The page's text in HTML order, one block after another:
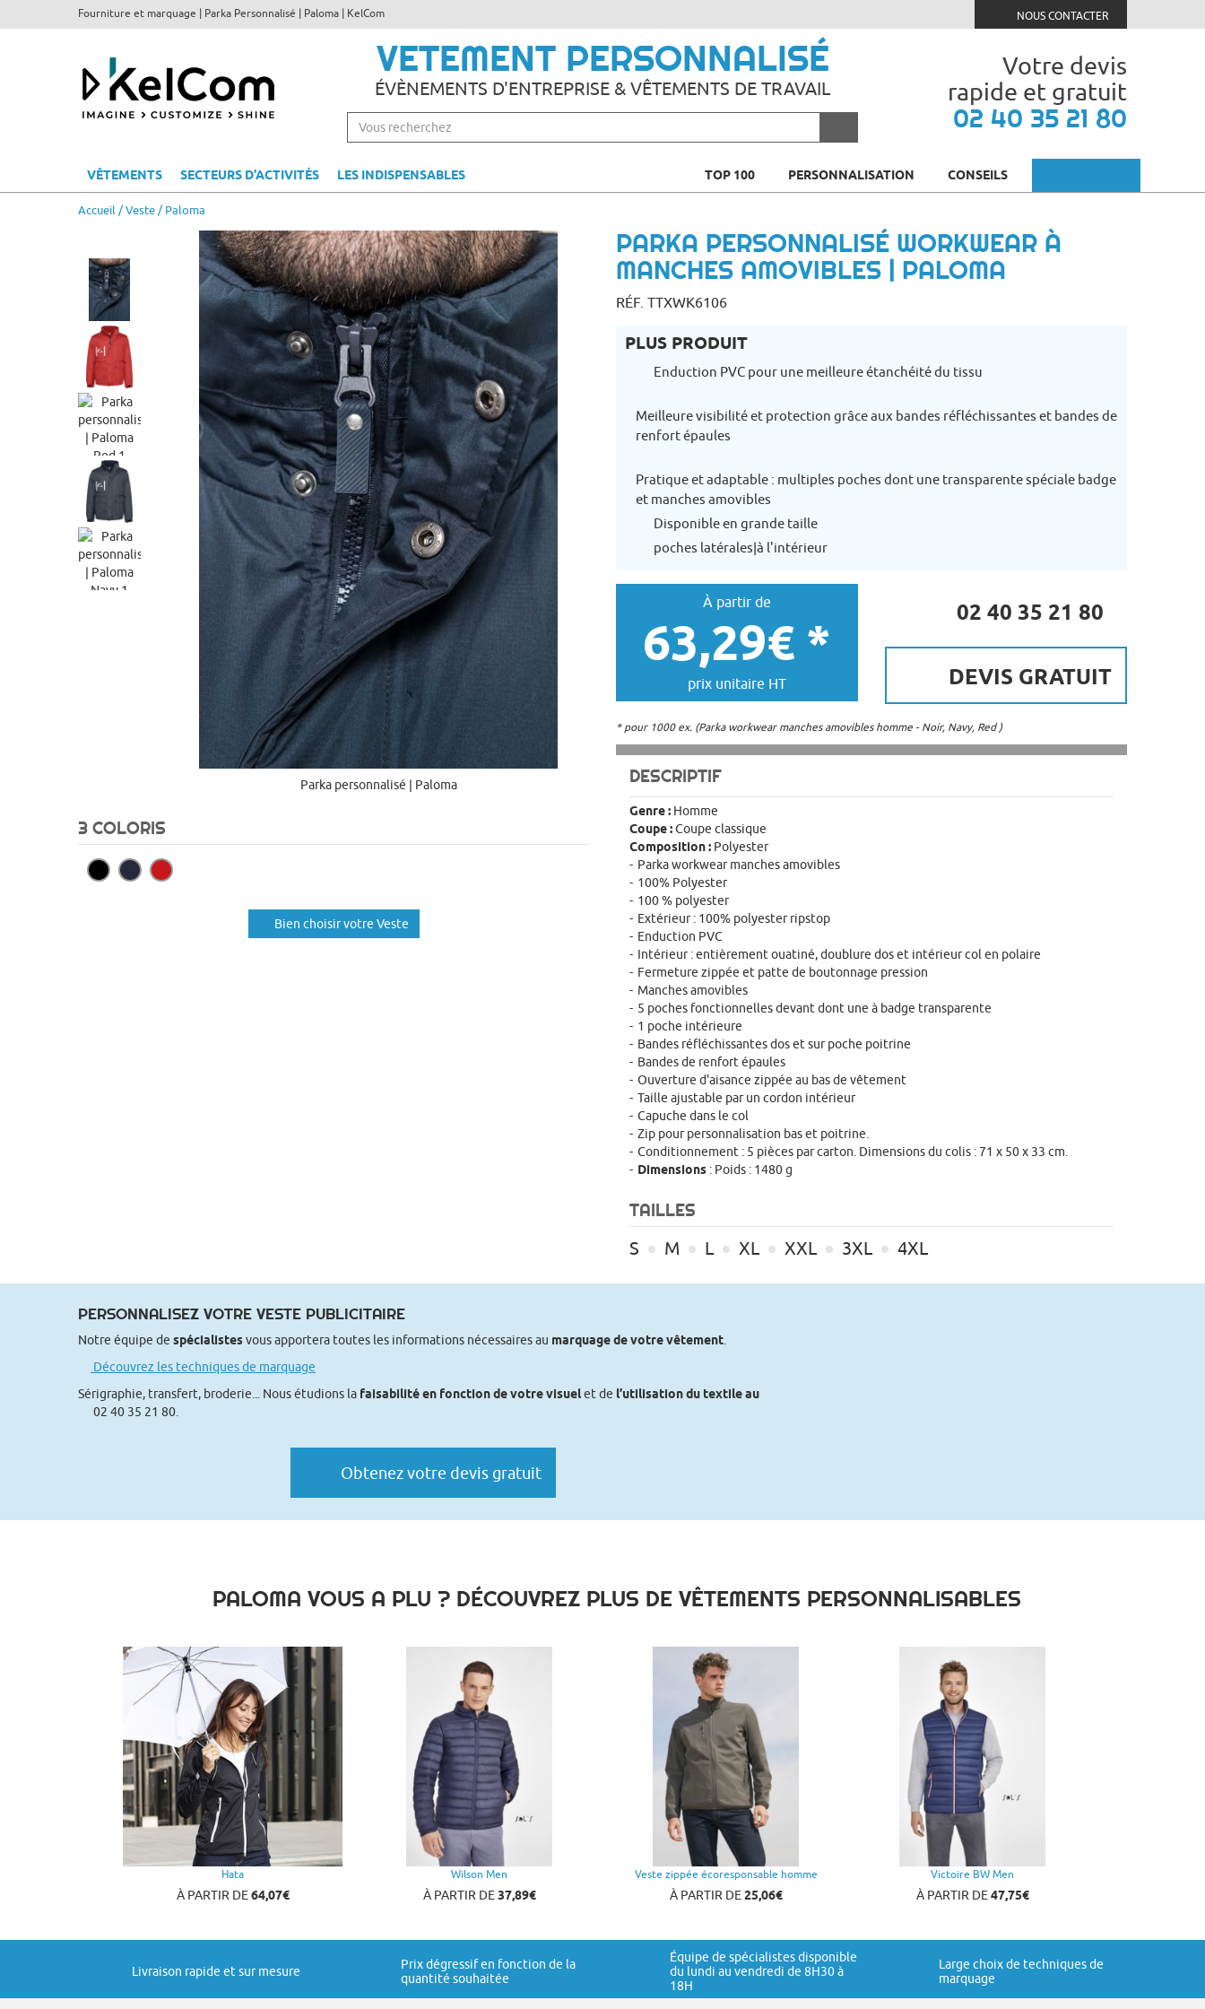
Fourniture et marquage | Parka Personnalisé | Paloma | KelCom NOUS CONTACTER
Votre devis
rapide et gratuit
02 40 35 21 80
VETEMENT PERSONNALISÉ
ÉVÈNEMENTS D'ENTREPRISE & VÊTEMENTS DE TRAVAIL
VÊTEMENTS SECTEURS D'ACTIVITÉS LES INDISPENSABLES TOP 100 PERSONNALISATION CONSEILS
Accueil/Veste/ Paloma
Parka personnalisé | Paloma
3 COLORIS
Bien choisir votre Veste
PARKA PERSONNALISÉ WORKWEAR À
MANCHES AMOVIBLES | PALOMA
RÉF. TTXWK6106
PLUS PRODUIT
Enduction PVC pour une meilleure étanchéité du tissu
Meilleure visibilité et protection grâce aux bandes réfléchissantes et bandes de
renfort épaules
Pratique et adaptable : multiples poches dont une transparente spéciale badge
et manches amovibles
Disponible en grande taille
poches latérales|à l'intérieur
À partir de
63,29€ *
prix unitaire HT
02 40 35 21 80
DEVIS GRATUIT
* pour 1000 ex. (Parka workwear manches amovibles homme - Noir, Navy, Red )
DESCRIPTIF
Genre : Homme
Coupe :Coupe classique
Composition : Polyester
Parka workwear manches amovibles
100% Polyester
100 % polyester
Extérieur : 100% polyester ripstop
Enduction PVC
Intérieur : entièrement ouatiné, doublure dos et intérieur col en polaire
Fermeture zippée et patte de boutonnage pression
Manches amovibles
5 poches fonctionnelles devant dont une à badge transparente
1 poche intérieure
Bandes réfléchissantes dos et sur poche poitrine
Bandes de renfort épaules
Ouverture d'aisance zippée au bas de vêtement
Taille ajustable par un cordon intérieur
Capuche dans le col
Zip pour personnalisation bas et poitrine.
Conditionnement : 5 pièces par carton. Dimensions du colis : 71 x 50 x 33 cm.
Dimensions : Poids : 1480 g
TAILLES
S M L XL XXL 3XL 4XL
PERSONNALISEZ VOTRE VESTE PUBLICITAIRE
Notre équipe de spécialistesvous apportera toutes les informations nécessaires au marquage de votre vêtement.
Découvrez les techniques de marquage
Sérigraphie, transfert, broderie... Nous étudions la faisabilité en fonction de votre visuelet de l’utilisation du textile au
02 40 35 21 80.
Obtenez votre devis gratuit
PALOMA VOUS A PLU ? DÉCOUVREZ PLUS DE VÊTEMENTS PERSONNALISABLES
Hata
À PARTIR DE64,07€
Wilson Men
À PARTIR DE37,89€
Veste zippée écoresponsable homme
À PARTIR DE25,06€
Victoire BW Men
À PARTIR DE47,75€
Livraison rapide et sur mesure
Prix dégressif en fonction de la
quantité souhaitée
Équipe de spécialistes disponible
du lundi au vendredi de 8H30 à
18H
Large choix de techniques de
marquage